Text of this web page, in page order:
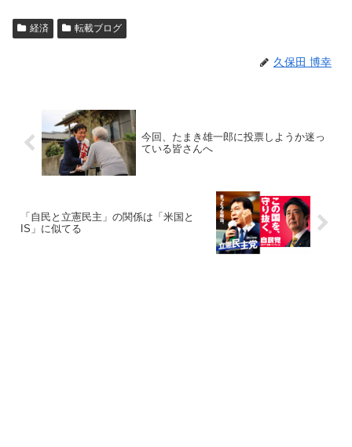
経済 転載ブログ
久保田 博幸
今回、たまき雄一郎に投票しようか迷っ
ている皆さんへ
「自民と立憲民主」の関係は「米国と
IS」に似てる